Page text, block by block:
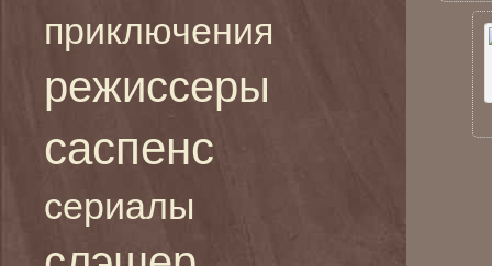
приключения
режиссеры
саспенс
сериалы